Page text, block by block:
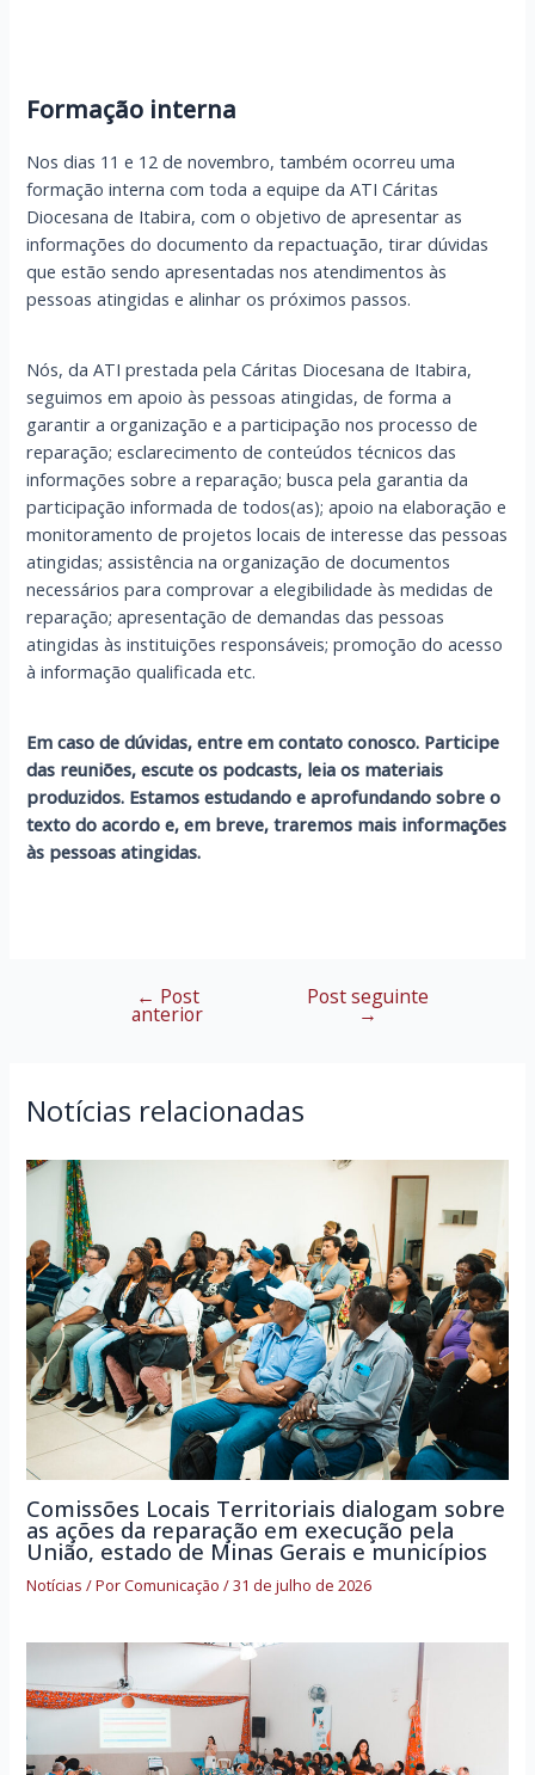
Formação interna
Nos dias 11 e 12 de novembro, também ocorreu uma
formação interna com toda a equipe da ATI Cáritas
Diocesana de Itabira, com o objetivo de apresentar as
informações do documento da repactuação, tirar dúvidas
que estão sendo apresentadas nos atendimentos às
pessoas atingidas e alinhar os próximos passos.
Nós, da ATI prestada pela Cáritas Diocesana de Itabira,
seguimos em apoio às pessoas atingidas, de forma a
garantir a organização e a participação nos processo de
reparação; esclarecimento de conteúdos técnicos das
informações sobre a reparação; busca pela garantia da
participação informada de todos(as); apoio na elaboração e
monitoramento de projetos locais de interesse das pessoas
atingidas; assistência na organização de documentos
necessários para comprovar a elegibilidade às medidas de
reparação; apresentação de demandas das pessoas
atingidas às instituições responsáveis; promoção do acesso
à informação qualificada etc.
Em caso de dúvidas, entre em contato conosco. Participe
das reuniões, escute os podcasts, leia os materiais
produzidos. Estamos estudando e aprofundando sobre o
texto do acordo e, em breve, traremos mais informações
às pessoas atingidas.
Navegação
← Post
anterior
Post seguinte
→
Notícias relacionadas
Comissões Locais Territoriais dialogam sobre
as ações da reparação em execução pela
União, estado de Minas Gerais e municípios
Notícias / PorComunicação/31 de julho de 2026